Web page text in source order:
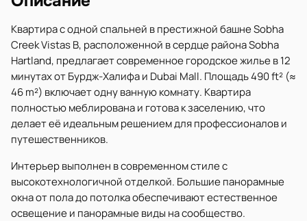
Квартира с одной спальней в престижной башне Sobha
Creek Vistas B, расположенной в сердце района Sobha
Hartland, предлагает современное городское жилье в 12
минутах от Бурдж-Халифа и Dubai Mall. Площадь 490 ft² (≈
46 m²) включает одну ванную комнату. Квартира
полностью меблирована и готова к заселению, что
делает её идеальным решением для профессионалов и
путешественников.
Интерьер выполнен в современном стиле с
высокотехнологичной отделкой. Большие панорамные
окна от пола до потолка обеспечивают естественное
освещение и панорамные виды на сообщество.